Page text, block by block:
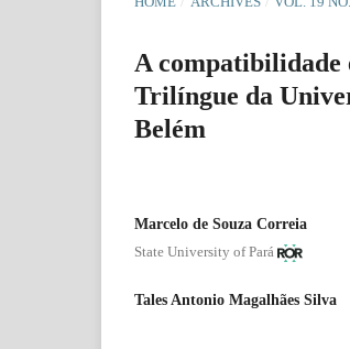
A compatibilidade
Trilíngue da
Belém
Marcelo de Souza Correia
State University of Pará
Tales Antonio Magalhães Silva